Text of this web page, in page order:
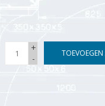
+
-